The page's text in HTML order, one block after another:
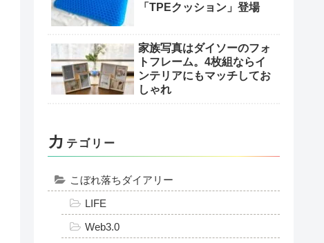
「TPEクッション」登場
家族写真はダイソーのフォ
トフレーム。4枚組ならイ
ンテリアにもマッチしてお
しゃれ
カ テゴリー
こぼれ落ちダイアリー
LIFE
Web3.0